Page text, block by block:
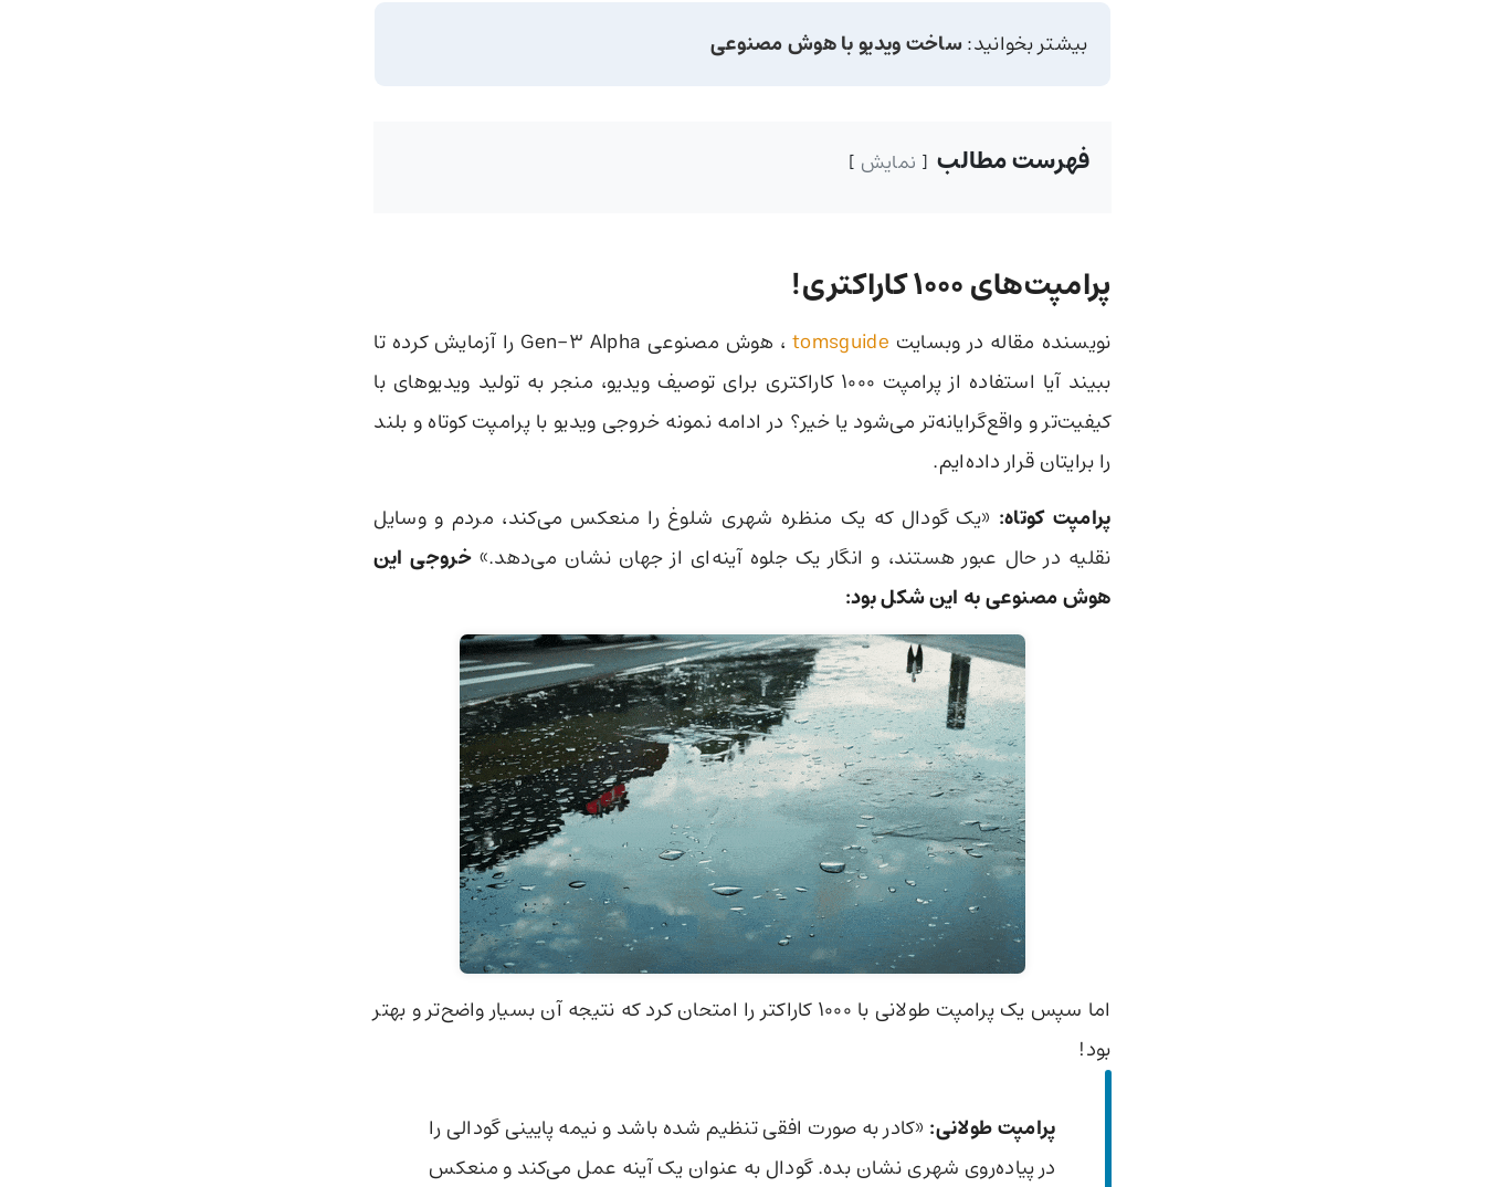
بیشتر بخوانید:ساخت ویدیو با هوش مصنوعی
فهرست مطالب نمایش
پرامپت‌های 1000 کاراکتری!
نویسنده مقاله در وبسایت tomsguide
، هوش مصنوعی Gen-3 Alpha را آزمایش کرده تا
ببیند آیا استفاده از پرامپت 1000 کاراکتری برای توصیف ویدیو، منجر به تولید ویدیوهای با
کیفیت‌تر و واقع‌گرایانه‌تر می‌شود یا خیر؟ در ادامه نمونه خروجی ویدیو با پرامپت کوتاه و بلند
را برایتان قرار داده‌ایم.
پرامپت کوتاه: «یک گودال که یک منظره شهری شلوغ را منعکس می‌کند، مردم و وسایل
نقلیه در حال عبور هستند، و انگار یک جلوه آینه‌ای از جهان نشان می‌دهد.»خروجی این
هوش مصنوعی به این شکل بود:
اما سپس یک پرامپت طولانی با 1000 کاراکتر را امتحان کرد که نتیجه آن بسیار واضح‌تر و بهتر
بود!
پرامپت طولانی: «کادر به صورت افقی تنظیم شده باشد و نیمه پایینی گودالی را
در پیاده‌روی شهری نشان بده. گودال به عنوان یک آینه عمل می‌کند و منعکس